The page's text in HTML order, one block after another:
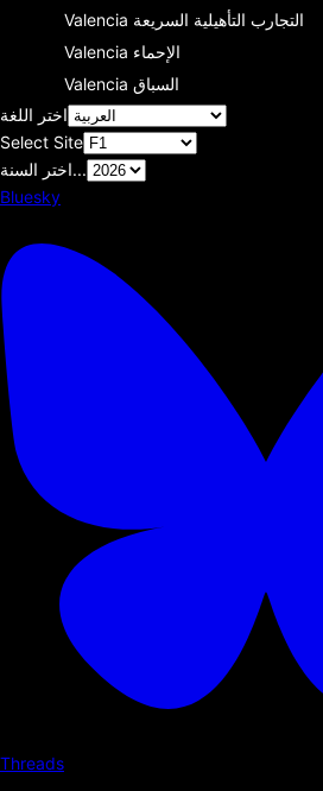
Valencia التجارب التأهيلية السريعة
Valencia الإحماء
Valencia السباق
اختر اللغة
Select Site
اختر السنة...
Bluesky
Threads